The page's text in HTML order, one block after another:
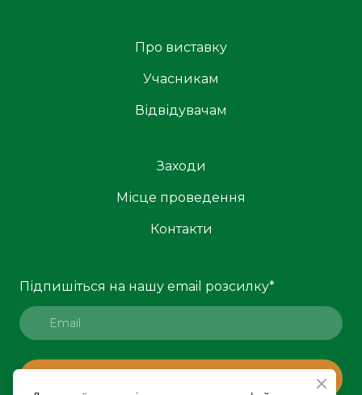
Про виставку
Учасникам
Відвідувачам
Заходи
Місце проведення
Контакти
Підпишіться на нашу email розсилку*